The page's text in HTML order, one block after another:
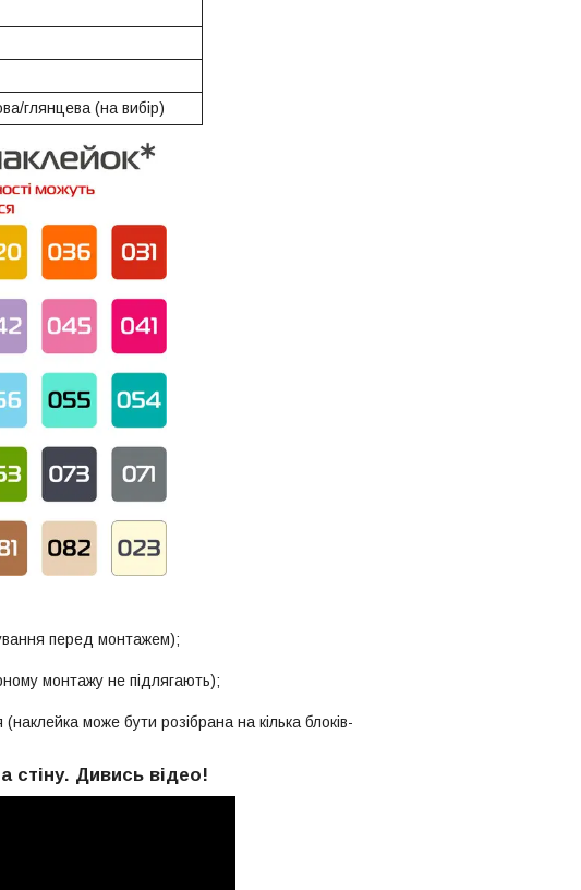
глянцева (на вибір)
перед монтажем);
монтажу не підлягають);
може бути розібрана на кілька блоків-
стіну. Дивись відео!